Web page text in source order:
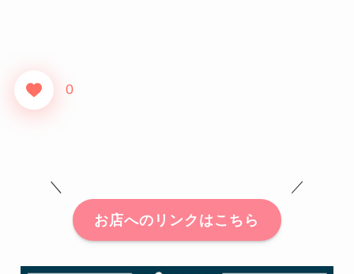
0
＼ ／
お店へのリンクはこちら